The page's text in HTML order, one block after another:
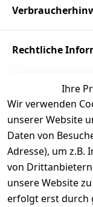
Rechtliche
Ihre
Wir verwenden
unserer Website
Daten von
Adresse), um z.B.
von
unsere Website
erfolgt erst durch